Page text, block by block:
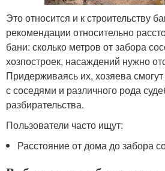
Это относится и к строительству
рекомендации относительно
бани: сколько метров от забора
хозпостроек, насаждений нужно
Придерживаясь их, хозяева
с соседями и различного рода
разбирательства.
Пользователи часто ищут:
Расстояние от дома до забора